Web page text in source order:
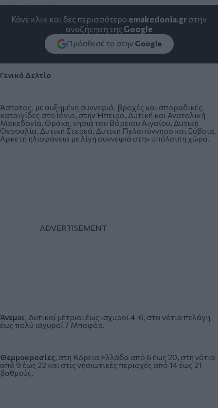
Κάνε κλικ και δες περισσότερο emakedonia.grστην
αναζήτηση της Google
Πρόσθεσέ το στην Google
Γενικό Δελτίο
Άστατος, με αυξημένη συννεφιά, βροχές και σποραδικές
καταιγίδες στο Ιόνιο, στην Ήπειρο, Δυτική και Ανατολική
Μακεδονία, Θράκη, νησιά του Βόρειου Αιγαίου, Δυτική
Θεσσαλία, Δυτική Στερεά, Δυτική Πελοπόννησο και Εύβοια.
Αρκετή ηλιοφάνεια με λίγη συννεφιά στην υπόλοιπη χώρα.
Άνεμοι, Δυτικοί μέτριοι έως ισχυροί 4-6, στα νότια πελάγη
έως πολύ ισχυροί 7 Μποφόρ.
Θερμοκρασίες, στη Βόρεια Ελλάδα από 6 έως 20, στη νότια
από 9 έως 22 και στις νησιωτικές περιοχές από 14 έως 21
βαθμούς.